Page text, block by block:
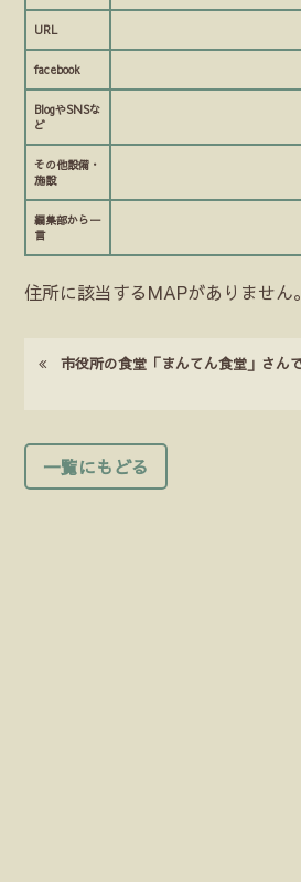
URL
facebook
BlogやSNSな
ど
その他設備・
施設
編集部から一
言
住所に該当するMAPがありません。
市役所の食堂「まんてん食堂」さん
一覧にもどる